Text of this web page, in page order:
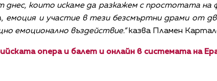
които искаме да разкажем с простотата на
емоция и участие в тези безсмъртни драми от
емоционално въздействие.“казва Пламен
опера и балет и онлайн в системата на